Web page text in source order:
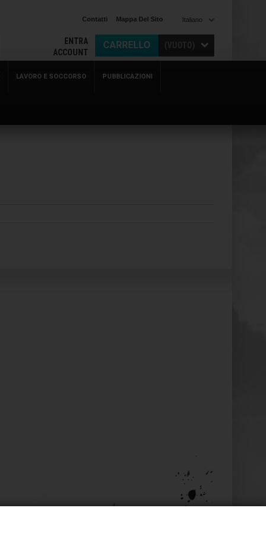
Italiano
Contatti Mappa Del Sito
CARRELLO
ENTRA
ACCOUNT
LAVORO E SOCCORSO PUBBLICAZIONI